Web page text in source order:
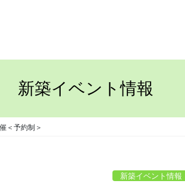
新築イベント情報
＜予約制＞
新築イベント情報